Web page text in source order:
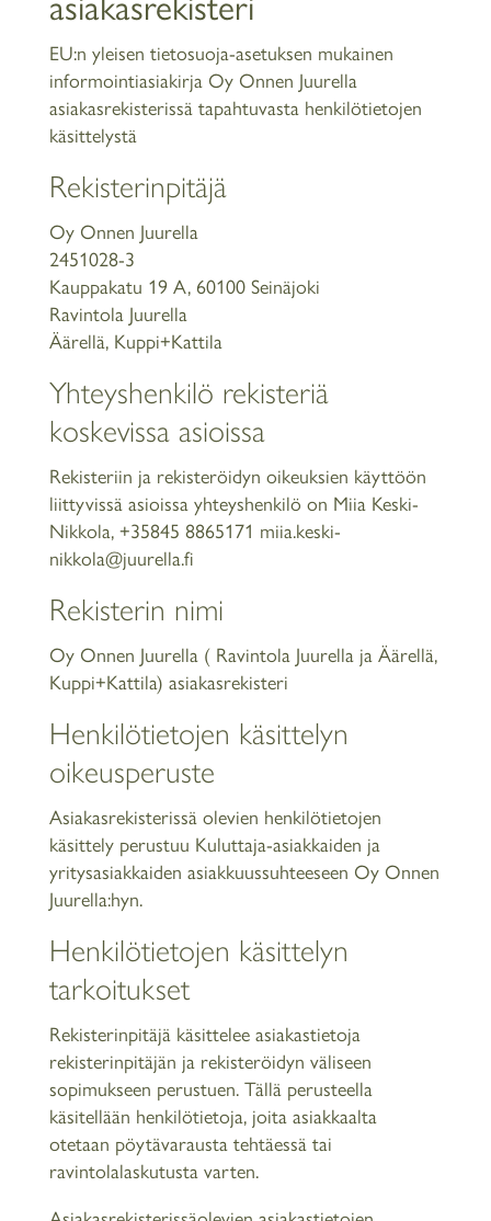
EU:n yleisen tietosuoja-asetuksen mukainen
informointiasiakirja Oy Onnen Juurella
asiakasrekisterissä tapahtuvasta henkilötietojen
käsittelystä
Rekisterinpitäjä
Oy Onnen Juurella
2451028-3
Kauppakatu 19 A, 60100 Seinäjoki
Ravintola Juurella
Äärellä, Kuppi+Kattila
Yhteyshenkilö rekisteriä
koskevissa asioissa
Rekisteriin ja rekisteröidyn oikeuksien käyttöön
liittyvissä asioissa yhteyshenkilö on Miia Keski-
Nikkola, +35845 8865171 miia.keski-
nikkola@juurella.fi
Rekisterin nimi
Oy Onnen Juurella ( Ravintola Juurella ja Äärellä,
Kuppi+Kattila) asiakasrekisteri
Henkilötietojen käsittelyn
oikeusperuste
Asiakasrekisterissä olevien henkilötietojen
käsittely perustuu Kuluttaja-asiakkaiden ja
yritysasiakkaiden asiakkuussuhteeseen Oy Onnen
Juurella:hyn.
Henkilötietojen käsittelyn
tarkoitukset
Rekisterinpitäjä käsittelee asiakastietoja
rekisterinpitäjän ja rekisteröidyn väliseen
sopimukseen perustuen. Tällä perusteella
käsitellään henkilötietoja, joita asiakkaalta
otetaan pöytävarausta tehtäessä tai
ravintolalaskutusta varten.